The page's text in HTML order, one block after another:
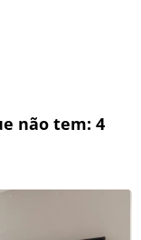
não tem: 4